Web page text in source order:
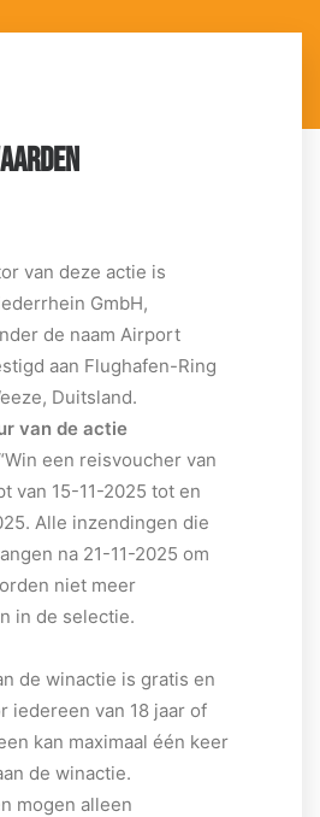
van deze actie is
GmbH,
de naam Airport
aan Flughafen-Ring
Duitsland.
van de actie
een reisvoucher van
van 15-11-2025 tot en
Alle inzendingen die
na 21-11-2025 om
niet meer
in de selectie.
de winactie is gratis en
iedereen van 18 jaar of
kan maximaal één keer
de winactie.
mogen alleen